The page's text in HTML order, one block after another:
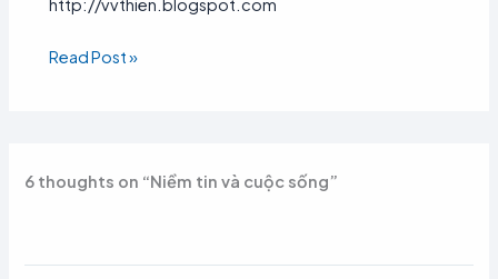
http://vvthien.blogspot.com
Read Post »
6 thoughts on “Niềm tin và cuộc sống”